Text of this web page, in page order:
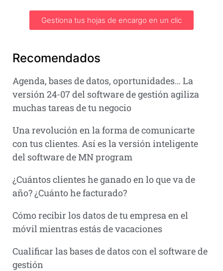
Gestiona tus hojas de encargo en un clic
Recomendados
Agenda, bases de datos, oportunidades… La
versión 24-07 del software de gestión agiliza
muchas tareas de tu negocio
Una revolución en la forma de comunicarte
con tus clientes. Así es la versión inteligente
del software de MN program
¿Cuántos clientes he ganado en lo que va de
año? ¿Cuánto he facturado?
Cómo recibir los datos de tu empresa en el
móvil mientras estás de vacaciones
Cualificar las bases de datos con el software de
gestión